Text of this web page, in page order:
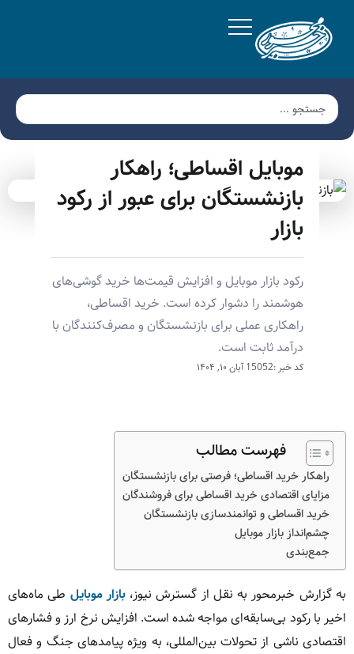
موبایل اقساطی؛ راهکار
بازنشستگان برای عبور از رکود
بازار
رکود بازار موبایل و افزایش قیمت‌ها خرید گوشی‌های
هوشمند را دشوار کرده است. خرید اقساطی،
راهکاری عملی برای بازنشستگان و مصرف‌کنندگان با
درآمد ثابت است.
کد خبر :15052 آبان ۱۰, ۱۴۰۴
فهرست مطالب
راهکار خرید اقساطی؛ فرصتی برای بازنشستگان
مزایای اقتصادی خرید اقساطی برای فروشندگان
خرید اقساطی و توانمندسازی بازنشستگان
چشم‌انداز بازار موبایل
جمع‌بندی
به گزارش خبرمحور به نقل از گسترش نیوز،بازار موبایل طی ماه‌های
اخیر با رکود بی‌سابقه‌ای مواجه شده است. افزایش نرخ ارز و فشارهای
اقتصادی ناشی از تحولات بین‌المللی، به ویژه پیامدهای جنگ و فعال